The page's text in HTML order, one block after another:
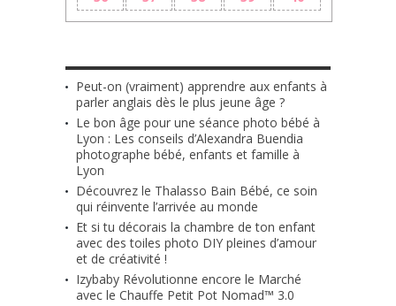
Peut-on (vraiment) apprendre aux enfants à
parler anglais dès le plus jeune âge ?
Le bon âge pour une séance photo bébé à
Lyon : Les conseils d’Alexandra Buendia
photographe bébé, enfants et famille à
Lyon
Découvrez le Thalasso Bain Bébé, ce soin
qui réinvente l’arrivée au monde
Et si tu décorais la chambre de ton enfant
avec des toiles photo DIY pleines d’amour
et de créativité !
Izybaby Révolutionne encore le Marché
avec le Chauffe Petit Pot Nomad™ 3.0